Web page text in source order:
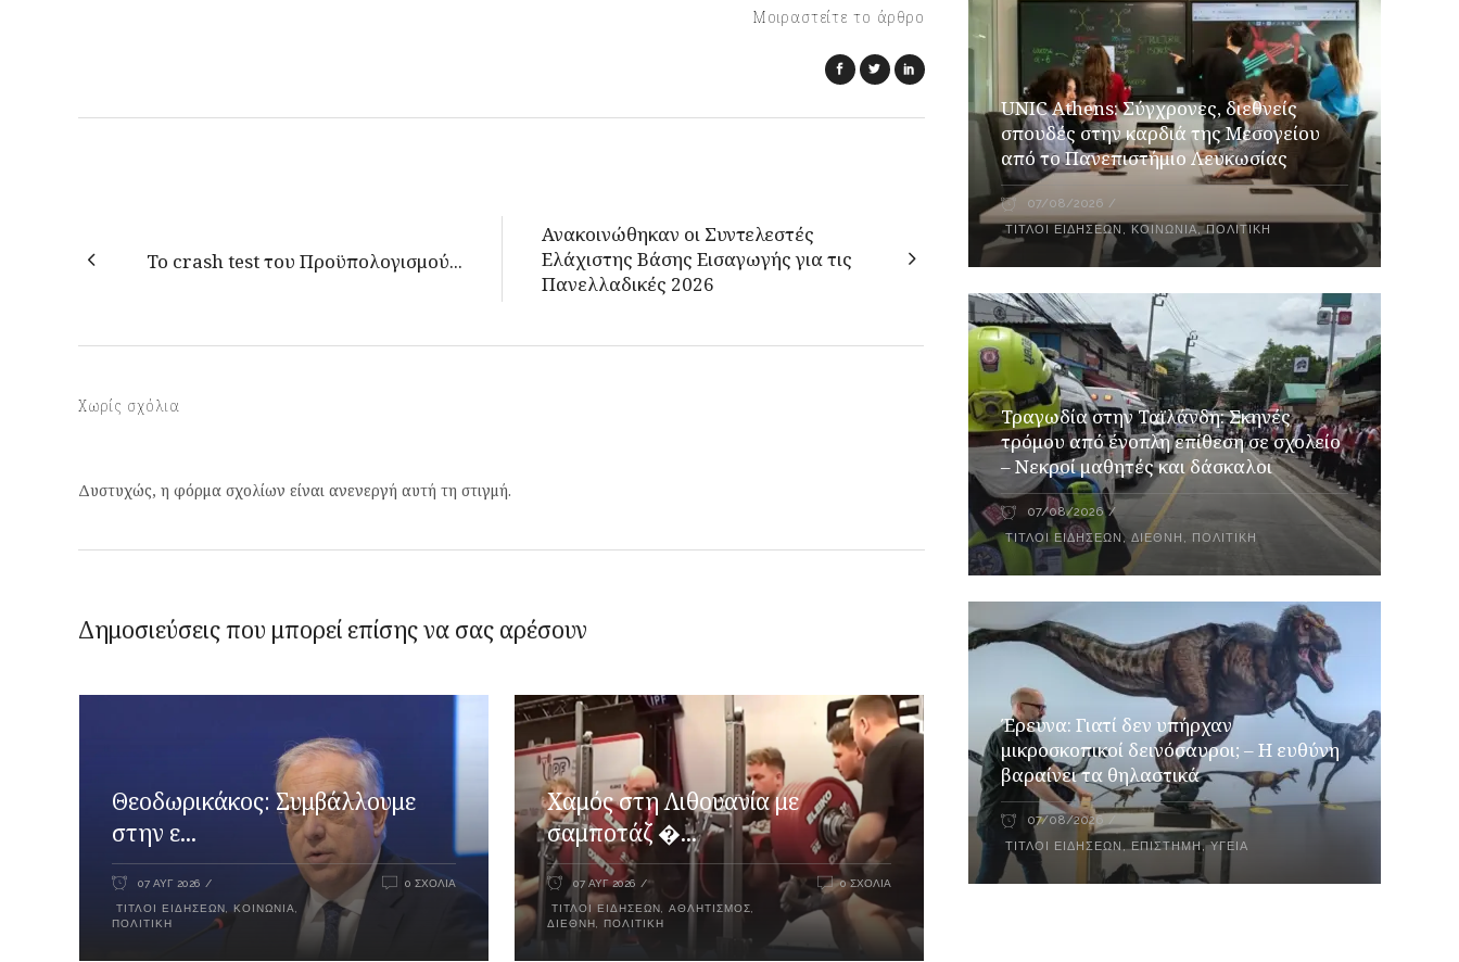
Μοιραστείτε το άρθρο
Το crash test του Προϋπολογισμού...
Ανακοινώθηκαν οι Συντελεστές
Ελάχιστης Βάσης Εισαγωγής για τις
Πανελλαδικές 2026
Χωρίς σχόλια
Δυστυχώς, η φόρμα σχολίων είναι ανενεργή αυτή τη στιγμή.
Δημοσιεύσεις που μπορεί επίσης να σας αρέσουν
Θεοδωρικάκος: Συμβάλλουμε
στην ε...
07 ΑΥΓ 2026
ΤΊΤΛΟΙ ΕΙΔΉΣΕΩΝ ΚΟΙΝΩΝΊΑ
ΠΟΛΙΤΙΚΉ
0 ΣΧΌΛΙΑ
Χαμός στη Λιθουανία με
σαμποτάζ �...
07 ΑΥΓ 2026
ΤΊΤΛΟΙ ΕΙΔΉΣΕΩΝ ΑΘΛΗΤΙΣΜΌΣ
ΔΙΕΘΝΉ
ΠΟΛΙΤΙΚΉ
0 ΣΧΌΛΙΑ
UNIC Athens: Σύγχρονες, διεθνείς
σπουδές στην καρδιά της Μεσογείου
από το Πανεπιστήμιο Λευκωσίας
07/08/2026
ΤΊΤΛΟΙ ΕΙΔΉΣΕΩΝ , ΚΟΙΝΩΝΊΑ,ΠΟΛΙΤΙΚΉ
Τραγωδία στην Ταϊλάνδη: Σκηνές
τρόμου από ένοπλη επίθεση σε σχολείο
– Νεκροί μαθητές και δάσκαλοι
07/08/2026
ΤΊΤΛΟΙ ΕΙΔΉΣΕΩΝ,ΔΙΕΘΝΉ , ΠΟΛΙΤΙΚΉ
Έρευνα: Γιατί δεν υπήρχαν
μικροσκοπικοί δεινόσαυροι; – Η ευθύνη
βαραίνει τα θηλαστικά
07/08/2026
ΤΊΤΛΟΙ ΕΙΔΉΣΕΩΝ,ΕΠΙΣΤΉΜΗ,ΥΓΕΊΑ